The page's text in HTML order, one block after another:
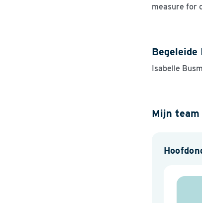
measure for
Isabelle
Mijn team